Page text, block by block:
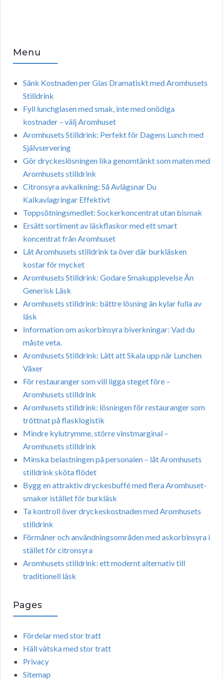
Menu
Sänk Kostnaden per Glas Dramatiskt med Aromhusets
Stilldrink
Fyll lunchglasen med smak, inte med onödiga
kostnader – välj Aromhuset
Aromhusets Stilldrink: Perfekt för Dagens Lunch med
Självservering
Gör dryckeslösningen lika genomtänkt som maten med
Aromhusets stilldrink
Citronsyra avkalkning: Så Avlägsnar Du
Kalkavlagringar Effektivt
Toppsötningsmedlet: Sockerkoncentrat utan bismak
Ersätt sortiment av läskflaskor med ett smart
koncentrat från Aromhuset
Låt Aromhusets stilldrink ta över där burkläsken
kostar för mycket
Aromhusets Stilldrink: Godare Smakupplevelse Än
Generisk Läsk
Aromhusets stilldrink: bättre lösning än kylar fulla av
läsk
Information om askorbinsyra biverkningar: Vad du
måste veta.
Aromhusets Stilldrink: Lätt att Skala upp när Lunchen
Växer
För restauranger som vill ligga steget före –
Aromhusets stilldrink
Aromhusets stilldrink: lösningen för restauranger som
tröttnat på flasklogistik
Mindre kylutrymme, större vinstmarginal –
Aromhusets stilldrink
Minska belastningen på personalen – låt Aromhusets
stilldrink sköta flödet
Bygg en attraktiv dryckesbuffé med flera Aromhuset-
smaker istället för burkläsk
Ta kontroll över dryckeskostnaden med Aromhusets
stilldrink
Förmåner och användningsområden med askorbinsyra i
stället för citronsyra
Aromhusets stilldrink: ett modernt alternativ till
traditionell läsk
Pages
Fördelar med stor tratt
Häll vätska med stor tratt
Privacy
Sitemap